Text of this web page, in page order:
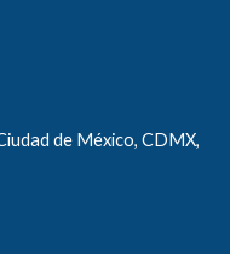
de México, CDMX,